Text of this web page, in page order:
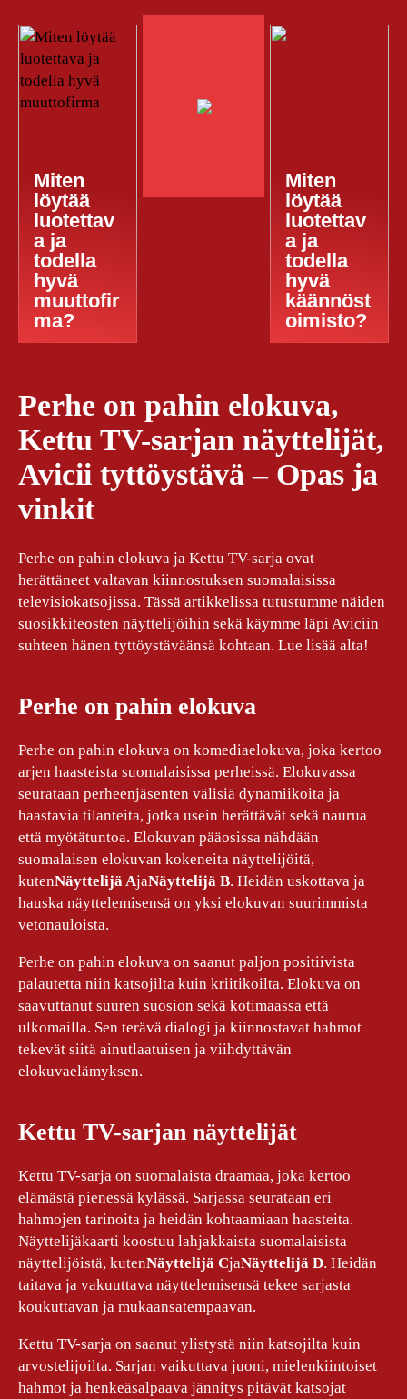
Miten
löytää
luotettav
a ja
todella
hyvä
muuttofir
ma?
Miten
löytää
luotettav
a ja
todella
hyvä
käännöst
oimisto?
Perhe on pahin elokuva,
Kettu TV-sarjan näyttelijät,
Avicii tyttöystävä – Opas ja
vinkit
Perhe on pahin elokuva ja Kettu TV-sarja ovat
herättäneet valtavan kiinnostuksen suomalaisissa
televisiokatsojissa. Tässä artikkelissa tutustumme näiden
suosikkiteosten näyttelijöihin sekä käymme läpi Aviciin
suhteen hänen tyttöystäväänsä kohtaan. Lue lisää alta!
Perhe on pahin elokuva
Perhe on pahin elokuva on komediaelokuva, joka kertoo
arjen haasteista suomalaisissa perheissä. Elokuvassa
seurataan perheenjäsenten välisiä dynamiikoita ja
haastavia tilanteita, jotka usein herättävät sekä naurua
että myötätuntoa. Elokuvan pääosissa nähdään
suomalaisen elokuvan kokeneita näyttelijöitä,
kutenNäyttelijä AjaNäyttelijä B. Heidän uskottava ja
hauska näyttelemisensä on yksi elokuvan suurimmista
vetonauloista.
Perhe on pahin elokuva on saanut paljon positiivista
palautetta niin katsojilta kuin kriitikoilta. Elokuva on
saavuttanut suuren suosion sekä kotimaassa että
ulkomailla. Sen terävä dialogi ja kiinnostavat hahmot
tekevät siitä ainutlaatuisen ja viihdyttävän
elokuvaelämyksen.
Kettu TV-sarjan näyttelijät
Kettu TV-sarja on suomalaista draamaa, joka kertoo
elämästä pienessä kylässä. Sarjassa seurataan eri
hahmojen tarinoita ja heidän kohtaamiaan haasteita.
Näyttelijäkaarti koostuu lahjakkaista suomalaisista
näyttelijöistä, kutenNäyttelijä CjaNäyttelijä D. Heidän
taitava ja vakuuttava näyttelemisensä tekee sarjasta
koukuttavan ja mukaansatempaavan.
Kettu TV-sarja on saanut ylistystä niin katsojilta kuin
arvostelijoilta. Sarjan vaikuttava juoni, mielenkiintoiset
hahmot ja henkeäsalpaava jännitys pitävät katsojat